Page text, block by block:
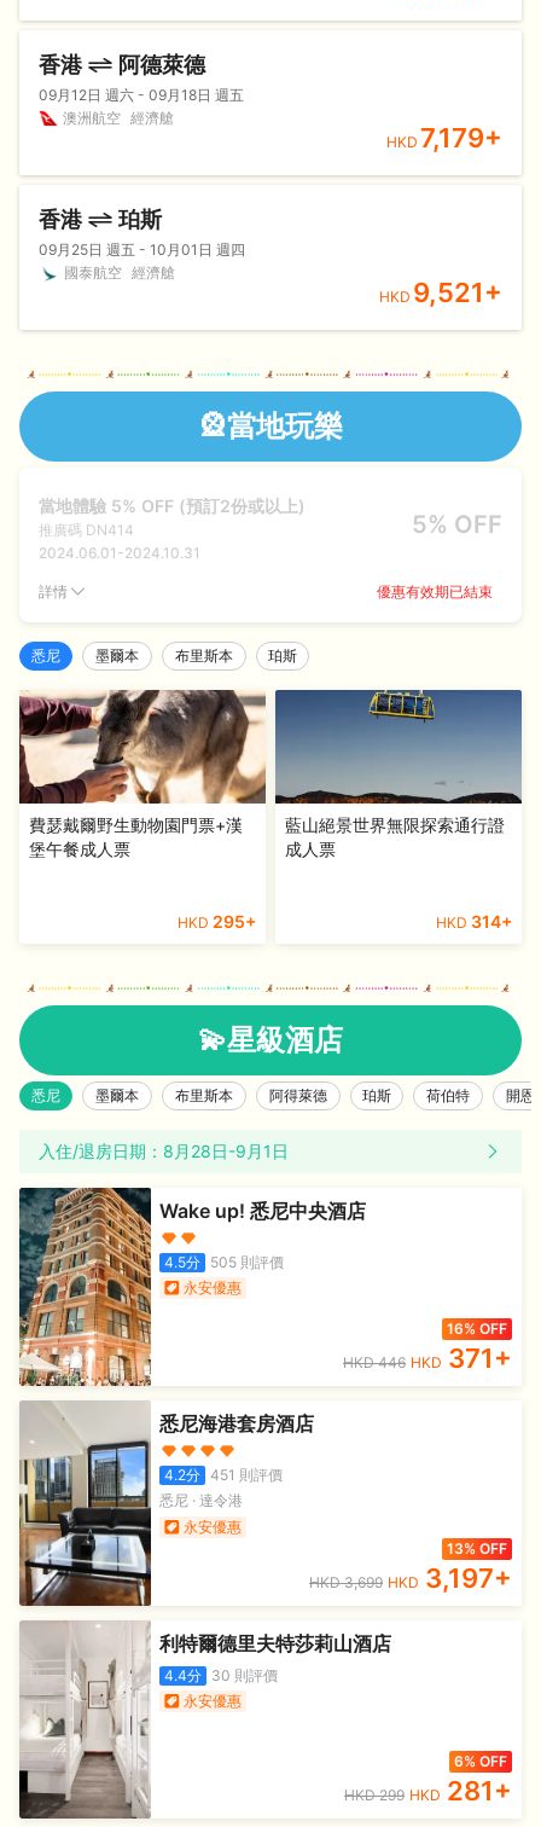
香港 阿德萊德
09月12日 週六 - 09月18日 週五
澳洲航空 經濟艙
HKD 7,179+
香港 珀斯
09月25日 週五 - 10月01日 週四
國泰航空 經濟艙
HKD 9,521+
🎡當地玩樂
當地體驗 5% OFF (預訂2份或以上)
推廣碼 DN414
2024.06.01 -2024.10.31
5% OFF
詳情 優惠有效期已結束
悉尼 墨爾本 布里斯本 珀斯
費瑟戴爾野生動物園門票+漢
堡午餐成人票
HKD 295+
藍山絕景世界無限探索通行證
成人票
HKD 314+
💫星級酒店
悉尼 墨爾本 布里斯本 阿得萊德 珀斯 荷伯特 開恩
入住/退房日期： 8月28日-9月1日
Wake up! 悉尼中央酒店
4.5分 505則評價
永安優惠
16% OFF
HKD446 HKD 371+
悉尼海港套房酒店
4.2分 451 則評價
悉尼· 達令港
永安優惠
13% OFF
HKD3,699 HKD 3,197+
利特爾德里夫特莎莉山酒店
4.4分 30 則評價
永安優惠
6% OFF
HKD299 HKD 281+